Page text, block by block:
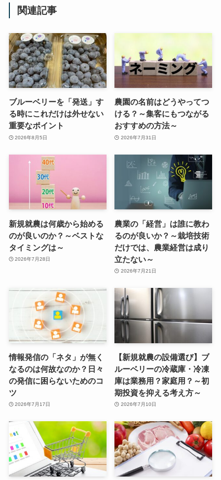
関連記事
ブルーベリーを「発送」す
る時にこれだけは外せない
重要なポイント
2026年8月5日
農園の名前はどうやってつ
ける？～集客にもつながる
おすすめの方法～
2026年7月31日
新規就農は何歳から始める
のが良いのか？～ベストな
タイミングは～
2026年7月28日
農業の「経営」は誰に教わ
るのが良いか？～栽培技術
だけでは、農業経営は成り
立たない～
2026年7月21日
情報発信の「ネタ」が無く
なるのは何故なのか？日々
の発信に困らないためのコ
ツ
2026年7月17日
【新規就農の設備選び】ブ
ルーベリーの冷蔵庫・冷凍
庫は業務用？家庭用？～初
期投資を抑える考え方～
2026年7月10日